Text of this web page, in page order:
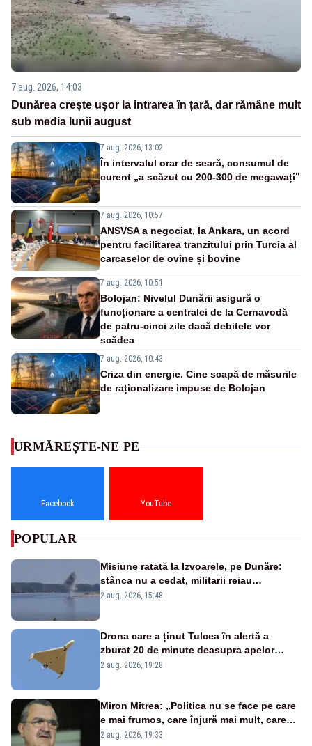
7 aug. 2026, 14:03
Dunărea crește ușor la intrarea în țară, dar rămâne mult
sub media lunii august
7 aug. 2026, 13:02
În intervalul orar de seară, consumul de
curent „a scăzut cu 200-300 de megawați”
7 aug. 2026, 10:57
ANSVSA a negociat, la Ankara, un acord
pentru facilitarea tranzitului prin Turcia al
carcaselor de ovine și bovine
7 aug. 2026, 10:51
Bolojan: Nivelul Dunării asigură o
funcționare a centralei de la Cernavodă
de patru-cinci zile dacă debitele vor
scădea
7 aug. 2026, 10:43
Criza din energie. Cine scapă de măsurile
de raționalizare impuse de Bolojan
URMĂREȘTE-NE PE
Facebook YouTube
POPULAR
Misiune ratată la Izvoarele, pe Dunăre:
stânca nu a cedat, militarii reiau
detonările luni – VIDEO
2 aug. 2026, 15:48
Drona care a ținut Tulcea în alertă a
zburat 20 de minute deasupra apelor
României. Au fost ridicate două F-16
2 aug. 2026, 19:28
Miron Mitrea: „Politica nu se face pe care
e mai frumos, care înjură mai mult, care
țipă mai tare, ci pe proiecte”
2 aug. 2026, 19:33